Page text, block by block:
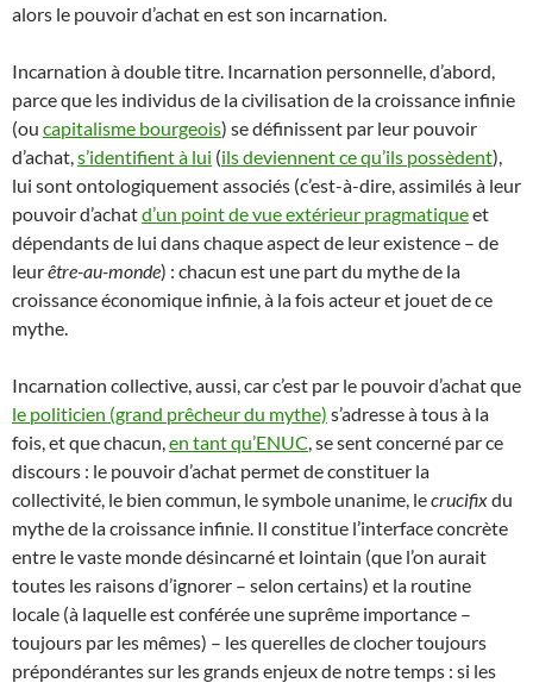
alors le pouvoir d’achat en est son incarnation.
Incarnation à double titre. Incarnation personnelle, d’abord,
parce que les individus de la civilisation de la croissance infinie
(ou capitalisme bourgeois) se définissent par leur pouvoir
d’achat,s’identifient à lui (ils deviennent ce qu’ils possèdent),
lui sont ontologiquement associés (c’est-à-dire, assimilés à leur
pouvoir d’achatd’un point de vue extérieur pragmatiqueet
dépendants de lui dans chaque aspect de leur existence – de
leurêtre-au-monde) : chacun est une part du mythe de la
croissance économique infinie, à la fois acteur et jouet de ce
mythe.
Incarnation collective, aussi, car c’est par le pouvoir d’achat que
le politicien (grand prêcheur du mythe) s’adresse à tous à la
fois, et que chacun,en tant qu’ENUC, se sent concerné par ce
discours : le pouvoir d’achat permet de constituer la
collectivité, le bien commun, le symbole unanime, lecrucifixdu
mythe de la croissance infinie. Il constitue l’interface concrète
entre le vaste monde désincarné et lointain (que l’on aurait
toutes les raisons d’ignorer – selon certains) et la routine
locale (à laquelle est conférée une suprême importance –
toujours par les mêmes) – les querelles de clocher toujours
prépondérantes sur les grands enjeux de notre temps : si les